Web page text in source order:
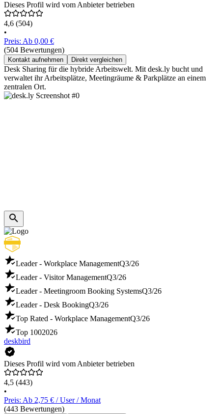
Dieses Profil wird vom Anbieter betrieben
4,6 (504)
•
Preis: Ab 0,00 €
(504 Bewertungen)
Kontakt aufnehmen Direkt vergleichen
Desk Sharing für die hybride Arbeitswelt. Mit desk.ly bucht und
verwaltet ihr Arbeitsplätze, Meetingräume & Parkplätze an einem
zentralen Ort.
Leader - Workplace ManagementQ3/26
Leader - Visitor ManagementQ3/26
Leader - Meetingroom Booking SystemsQ3/26
Leader - Desk BookingQ3/26
Top Rated - Workplace ManagementQ3/26
Top 1002026
deskbird
Dieses Profil wird vom Anbieter betrieben
4,5 (443)
•
Preis: Ab 2,75 € / User / Monat
(443 Bewertungen)